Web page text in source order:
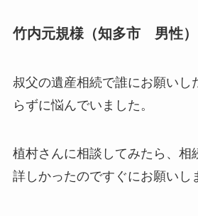
竹内元規様（知多市 男性）
叔父の遺産相続で誰にお願いし
らずに悩んでいました。
植村さんに相談してみたら、相
詳しかったのですぐにお願いし